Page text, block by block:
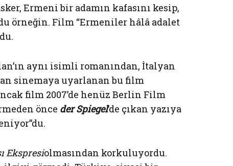
Ermeni bir adamın kafasını kesip,
örneğin. Film “Ermeniler hâlâ adalet
aynı isimli romanından, İtalyan
sinemaya uyarlanan bu film
film 2007’de henüz Berlin Film
önce der Spiegel’de çıkan yazıya
Ekspresiolmasından korkuluyordu.